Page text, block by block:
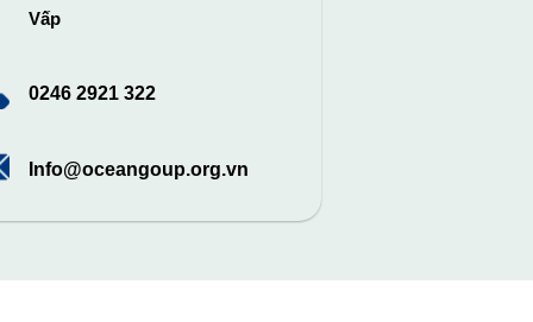
Vấp
0246 2921 322
Info@oceangoup.org.vn